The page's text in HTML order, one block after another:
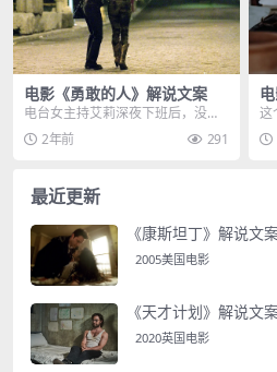
电影《勇敢的人》解说文案
电台女主持艾莉深夜下班后，没有
选择去吃烧烤，而是和男友到纽约
的中央公园遛狗，有人...
2年前 291
这
来
最近更新
《康斯坦丁》解说文
2005美国电影
《天才计划》解说文
2020英国电影